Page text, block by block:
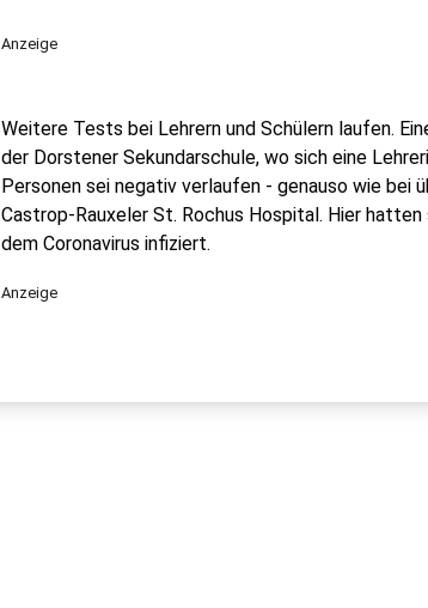
Anzeige
Weitere Tests bei Lehrern und Schülern laufen.
der Dorstener Sekundarschule, wo sich eine
Personen sei negativ verlaufen - genauso wie bei
Castrop-Rauxeler St. Rochus Hospital. Hier
dem Coronavirus infiziert.
Anzeige